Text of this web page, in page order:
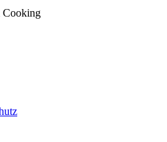
Cooking